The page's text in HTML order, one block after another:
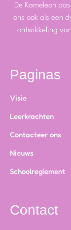
De Kameleon
ons ook als een
ontwikkeling
Paginas
Visie
Leerkrachten
Contacteer ons
Nieuws
Schoolreglement
Contact